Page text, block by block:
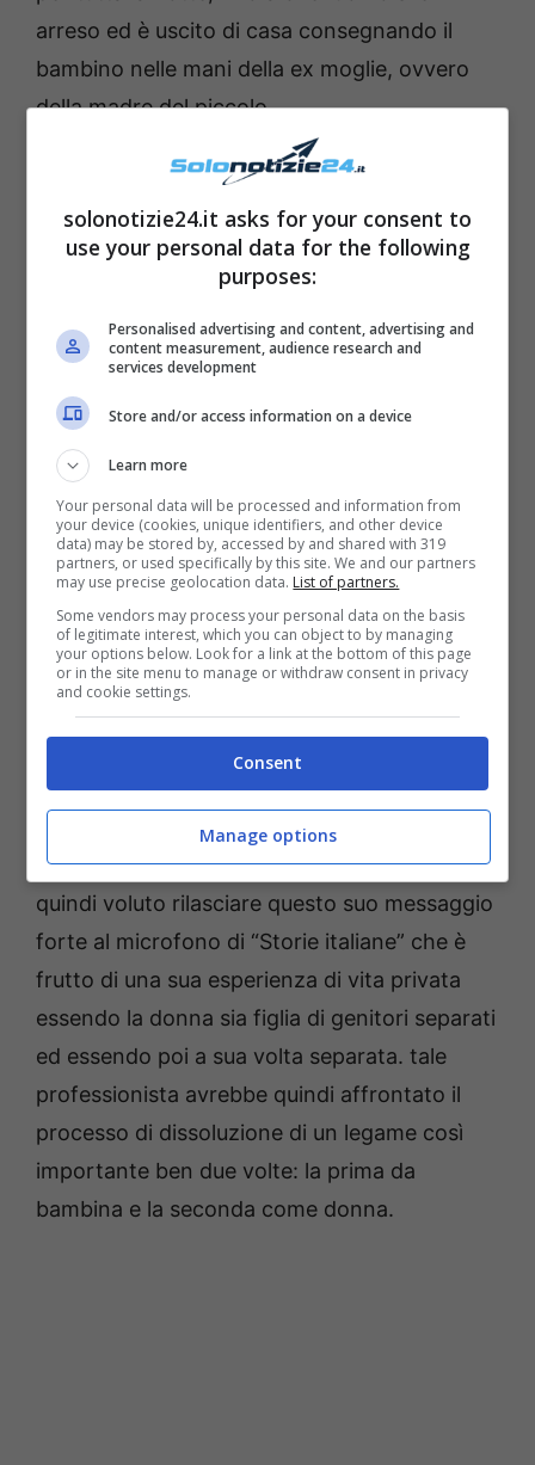
arreso ed è uscito di casa consegnando il
bambino nelle mani della ex moglie, ovvero
della madre del piccolo.
Valeria Graci ha voluto commentare
l’accaduto con una semplice ma forte frase
che è questa “Quando due genitori si serano,
sono i figli che pagano il prezzo più caro
Questo, a detta della famosa comica e
conduttrice, accade perché spesso tra gli ex
coniugi, che un tempo si sono amati anche
moltissimo, si instaura una vera e propria
guerra ma ovviamente questo non è amore.
Secondo sempre la nota e amatissima
comica, in questi casila Giustizia dovrebbe
essere un poco più velocenell’interesse del
minore. Però forse bisognerebbe anche
ricordare che anche durante il difficile
percorso della separazione non si smette mai
l’interesse della propria prole qualunque età
abbia, ma soprattutto se minorenni. La
comica e conduttrice Veronica Graci ha
quindi voluto rilasciare questo suo messaggio
forte al microfono di “Storie italiane” che è
frutto di una sua esperienza di vita privata
essendo la donna sia figlia di genitori separati
ed essendo poi a sua volta separata. tale
professionista avrebbe quindi affrontato il
processo di dissoluzione di un legame così
importante ben due volte: la prima da
bambina e la seconda come donna.
solonotizie24.it asks for your consent to
use your personal data for the following
purposes:
Personalised advertising and content, advertising and
content measurement, audience research and
services development
Store and/or access information on a device
Learn more
Your personal data will be processed and information from
your device (cookies, unique identifiers, and other device
data) may be stored by, accessed by and shared with 319
partners, or used specifically by this site. We and our partners
may use precise geolocation data. List of partners.
Some vendors may process your personal data on the basis
of legitimate interest, which you can object to by managing
your options below. Look for a link at the bottom of this page
or in the site menu to manage or withdraw consent in privacy
and cookie settings.
Consent
Manage options